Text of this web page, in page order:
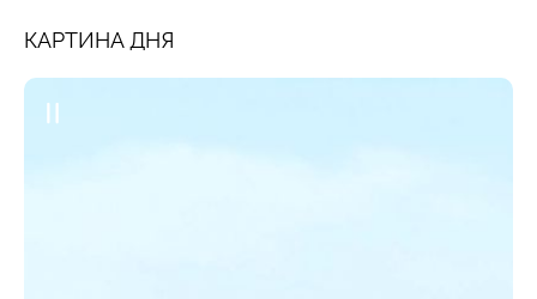
КАРТИНА ДНЯ